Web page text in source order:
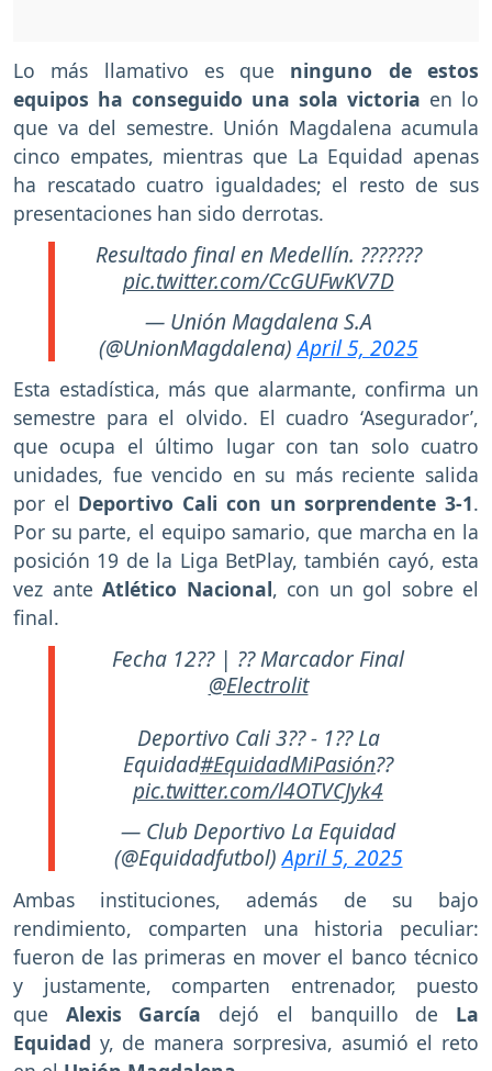
Lo más llamativo es que ninguno de estos
equipos ha conseguido una sola victoria en lo
que va del semestre. Unión Magdalena acumula
cinco empates, mientras que La Equidad apenas
ha rescatado cuatro igualdades; el resto de sus
presentaciones han sido derrotas.
Resultado final en Medellín. ???????
pic.twitter.com/CcGUFwKV7D
— Unión Magdalena S.A
(@UnionMagdalena)April 5, 2025
Esta estadística, más que alarmante, confirma un
semestre para el olvido. El cuadro ‘Asegurador’,
que ocupa el último lugar con tan solo cuatro
unidades, fue vencido en su más reciente salida
por el Deportivo Cali con un sorprendente 3-1.
Por su parte, el equipo samario, que marcha en la
posición 19 de la Liga BetPlay, también cayó, esta
vez ante Atlético Nacional, con un gol sobre el
final.
Fecha 12?? | ?? Marcador Final
@Electrolit
Deportivo Cali 3?? - 1?? La
Equidad#EquidadMiPasión??
pic.twitter.com/l4OTVCJyk4
— Club Deportivo La Equidad
(@Equidadfutbol)April 5, 2025
Ambas instituciones, además de su bajo
rendimiento, comparten una historia peculiar:
fueron de las primeras en mover el banco técnico
y justamente, comparten entrenador, puesto
que Alexis García dejó el banquillo de La
Equidad y, de manera sorpresiva, asumió el reto